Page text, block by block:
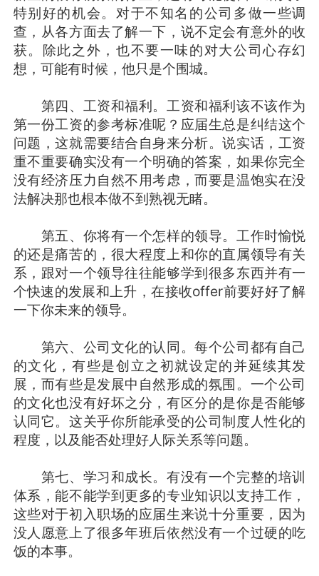
特别好的机会。对于不知名的公司多做一些调
查，从各方面去了解一下，说不定会有意外的收
获。除此之外，也不要一味的对大公司心存幻
想，可能有时候，他只是个围城。
第四、工资和福利。工资和福利该不该作为
第一份工资的参考标准呢？应届生总是纠结这个
问题，这就需要结合自身来分析。说实话，工资
重不重要确实没有一个明确的答案，如果你完全
没有经济压力自然不用考虑，而要是温饱实在没
法解决那也根本做不到熟视无睹。
第五、你将有一个怎样的领导。工作时愉悦
的还是痛苦的，很大程度上和你的直属领导有关
系，跟对一个领导往往能够学到很多东西并有一
个快速的发展和上升，在接收offer前要好好了解
一下你未来的领导。
第六、公司文化的认同。每个公司都有自己
的文化，有些是创立之初就设定的并延续其发
展，而有些是发展中自然形成的氛围。一个公司
的文化也没有好坏之分，有区分的是你是否能够
认同它。这关乎你所能承受的公司制度人性化的
程度，以及能否处理好人际关系等问题。
第七、学习和成长。有没有一个完整的培训
体系，能不能学到更多的专业知识以支持工作，
这些对于初入职场的应届生来说十分重要，因为
没人愿意上了很多年班后依然没有一个过硬的吃
饭的本事。